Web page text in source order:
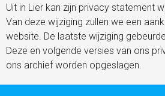
Uit in Lier kan zijn privacy statement
Van deze wijziging zullen we een
website. De laatste wijziging
Deze en volgende versies van ons
ons archief worden opgeslagen.